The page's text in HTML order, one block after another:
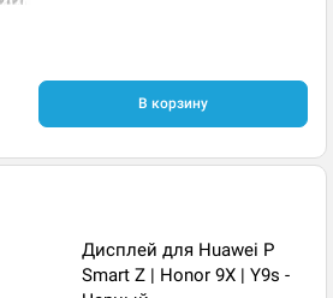
В корзину
Дисплей для Huawei P
Smart Z | Honor 9X | Y9s -